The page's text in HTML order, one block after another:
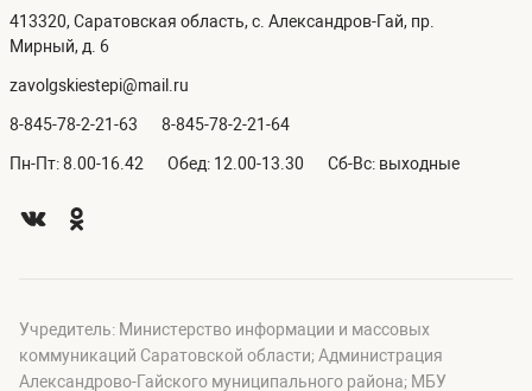
413320, Саратовская область, с. Александров-Гай, пр.
Мирный, д. 6
zavolgskiestepi@mail.ru
8-845-78-2-21-63 8-845-78-2-21-64
Пн-Пт: 8.00-16.42 Обед: 12.00-13.30 Сб-Вс: выходные
Учредитель: Министерство информации и массовых
коммуникаций Саратовской области; Администрация
Александрово-Гайского муниципального района; МБУ